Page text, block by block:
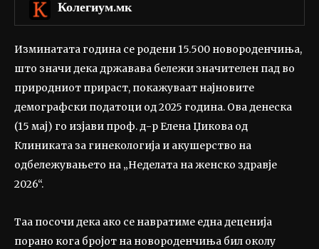
Колегиум.мк
Изминатата година се родени 15.500 новороденчиња,
што значи дека државава бележи значителен пад во
природниот прираст, покажуваат најновите
демографски податоци од 2025 година. Ова денеска
(15 мај) го изјави проф. д-р Елена Џикова од
Клиниката за гинекологија и акушерство на
одбележувањето на „Неделата на женско здравје
2026“.
Таа посочи дека ако се навратиме една деценија
порано кога бројот на новороденчиња бил околу